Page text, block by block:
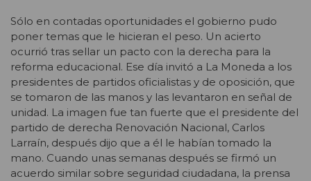
Sólo en contadas oportunidades el gobierno pudo
poner temas que le hicieran el peso. Un acierto
ocurrió tras sellar un pacto con la derecha para la
reforma educacional. Ese día invitó a La Moneda a los
presidentes de partidos oficialistas y de oposición, que
se tomaron de las manos y las levantaron en señal de
unidad. La imagen fue tan fuerte que el presidente del
partido de derecha Renovación Nacional, Carlos
Larraín, después dijo que a él le habían tomado la
mano. Cuando unas semanas después se firmó un
acuerdo similar sobre seguridad ciudadana, la prensa